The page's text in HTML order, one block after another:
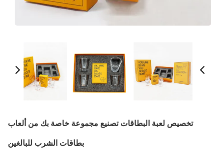
تخصيص لعبة البطاقات تصنيع مجموعة خاصة بك من ألعاب
بطاقات الشرب للبالغين